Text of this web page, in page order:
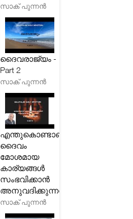
സാക് പുന്നൻ
ദൈവരാജ്യം -
Part 2
സാക് പുന്നൻ
എന്തുകൊണ്ടാണ്
ദൈവം
മോശമായ
കാര്യങ്ങൾ
സംഭവിക്കാൻ
അനുവദിക്കുന്നത്?
സാക് പുന്നൻ